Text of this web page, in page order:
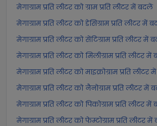
मेगाग्राम प्रति लीटर को ग्राम प्रति लीटर में बदलें
मेगाग्राम प्रति लीटर को डेसिग्राम प्रति लीटर में
मेगाग्राम प्रति लीटर को सेंटिग्राम प्रति लीटर में
मेगाग्राम प्रति लीटर को मिलीग्राम प्रति लीटर
मेगाग्राम प्रति लीटर को माइक्रोग्राम प्रति लीटर
मेगाग्राम प्रति लीटर को नैनोग्राम प्रति लीटर में
मेगाग्राम प्रति लीटर को पिकोग्राम प्रति लीटर
मेगाग्राम प्रति लीटर को फेम्टोग्राम प्रति लीटर